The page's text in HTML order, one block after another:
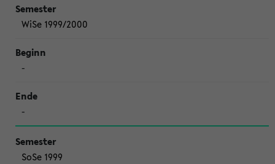
WiSe 1999/2000
-
-
SoSe 1999